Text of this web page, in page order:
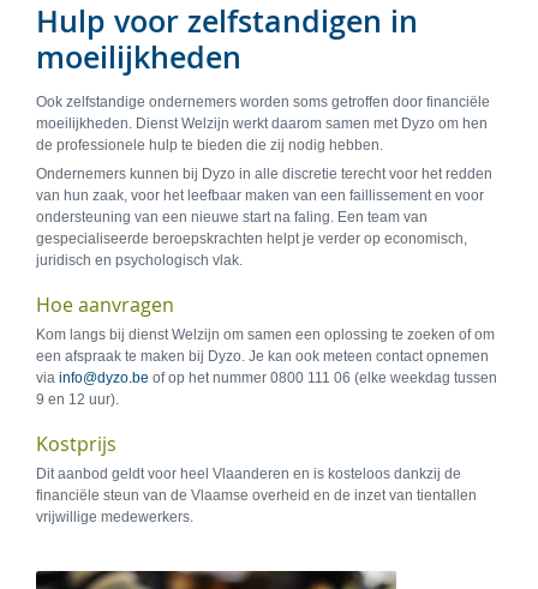
Hulp voor zelfstandigen in
moeilijkheden
Ook zelfstandige ondernemers worden soms getroffen door financiële
moeilijkheden. Dienst Welzijn werkt daarom samen met Dyzo om hen
de professionele hulp te bieden die zij nodig hebben.
Ondernemers kunnen bij Dyzo in alle discretie terecht voor het redden
van hun zaak, voor het leefbaar maken van een faillissement en voor
ondersteuning van een nieuwe start na faling. Een team van
gespecialiseerde beroepskrachten helpt je verder op economisch,
juridisch en psychologisch vlak.
Hoe aanvragen
Kom langs bij dienst Welzijn om samen een oplossing te zoeken of om
een afspraak te maken bij Dyzo. Je kan ook meteen contact opnemen
viainfo@dyzo.beof op het nummer 0800 111 06 (elke weekdag tussen
9 en 12 uur).
Kostprijs
Dit aanbod geldt voor heel Vlaanderen en is kosteloos dankzij de
financiële steun van de Vlaamse overheid en de inzet van tientallen
vrijwillige medewerkers.